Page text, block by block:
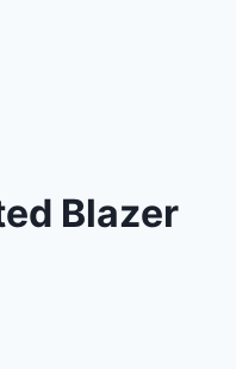
Blazer